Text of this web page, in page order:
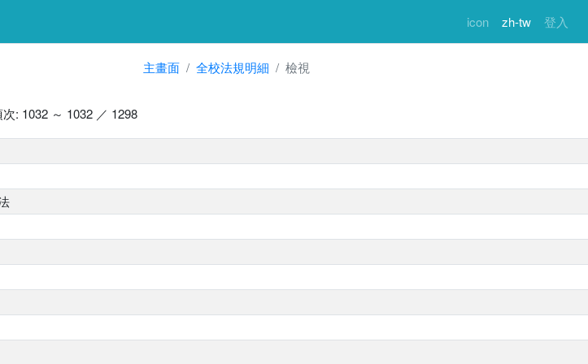
icon zh-tw 登入
主畫面 全校法規明細 檢視
: 1032 ～ 1032 ／ 1298